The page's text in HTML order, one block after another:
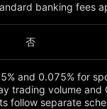
banking fees
否
and 0.075% for
trading volume and
follow separate